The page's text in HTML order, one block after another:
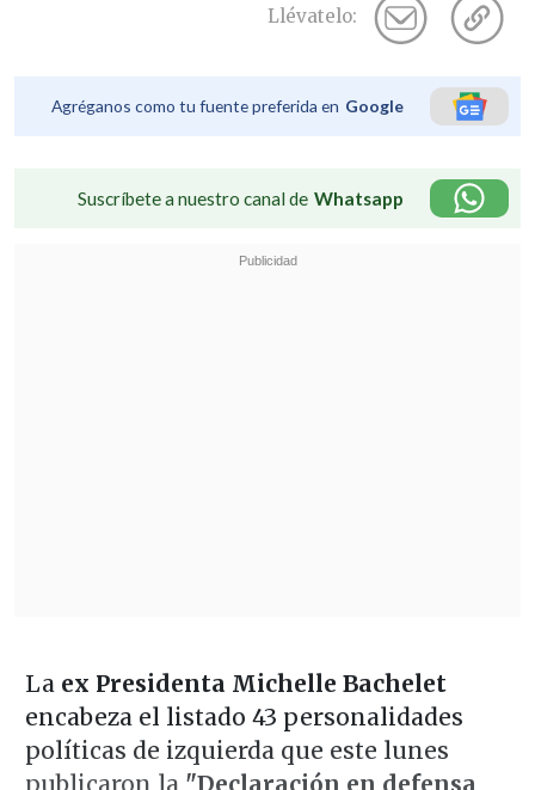
Llévatelo:
Agréganos como tu fuente preferida en Google
Suscríbete a nuestro canal de Whatsapp
La ex Presidenta Michelle Bachelet
encabeza el listado 43 personalidades
políticas de izquierda que este lunes
publicaron la "Declaración en defensa